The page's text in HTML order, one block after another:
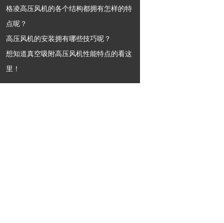
格凌高压风机的各个结构都拥有怎样的特
点呢？
高压风机的安装拥有哪些技巧呢？
想知道真空吸附高压风机性能特点的看这
里！